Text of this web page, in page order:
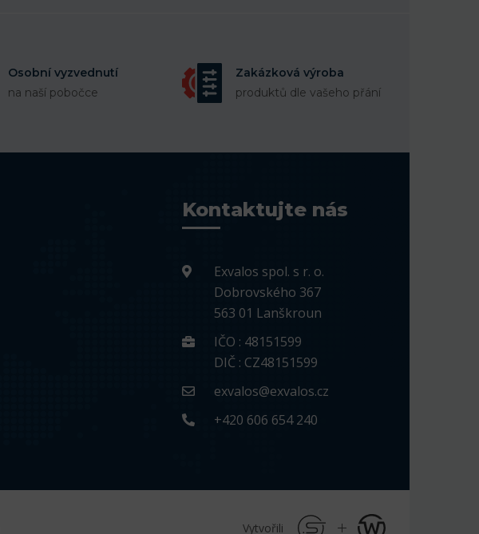
Osobní vyzvednutí
na naší pobočce
Zakázková výroba
produktů dle vašeho přání
Kontaktujte nás
Exvalos spol. s r. o.
Dobrovského 367
563 01 Lanškroun
IČO : 48151599
DIČ : CZ48151599
exvalos@exvalos.cz
+420 606 654 240
Vytvořili